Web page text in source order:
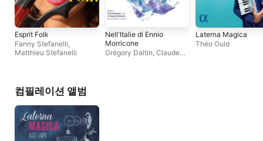
Esprit Folk
Fanny Stefanelli,
Matthieu Stefanelli
Nell'Italie di Ennio
Morricone
Grégory Daltin, Claude
Laterna Magica
Théo Ould
컴필레이션 앨범